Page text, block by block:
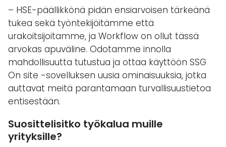
– HSE-päällikkönä pidän ensiarvoisen tärkeänä
tukea sekä työntekijöitämme että
urakoitsijoitamme, ja Workflow on ollut tässä
arvokas apuväline. Odotamme innolla
mahdollisuutta tutustua ja ottaa käyttöön SSG
On site -sovelluksen uusia ominaisuuksia, jotka
auttavat meitä parantamaan turvallisuustietoa
entisestään.
Suosittelisitko työkalua muille
yrityksille?